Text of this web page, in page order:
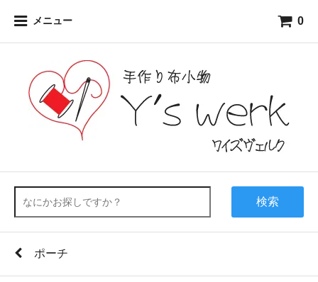
メニュー 0
検索
ポーチ